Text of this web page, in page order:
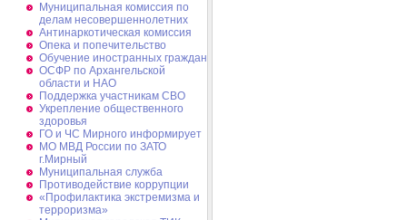
Муниципальная комиссия по
делам несовершеннолетних
Антинаркотическая комиссия
Опека и попечительство
Обучение иностранных граждан
ОСФР по Архангельской
области и НАО
Поддержка участникам СВО
Укрепление общественного
здоровья
ГО и ЧС Мирного информирует
МО МВД России по ЗАТО
г.Мирный
Муниципальная cлужба
Противодействие коррупции
«Профилактика экстремизма и
терроризма»